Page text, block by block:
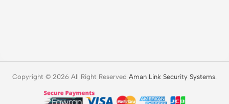
Copyright © 2026 All Right Reserved Aman Link Security Systems.